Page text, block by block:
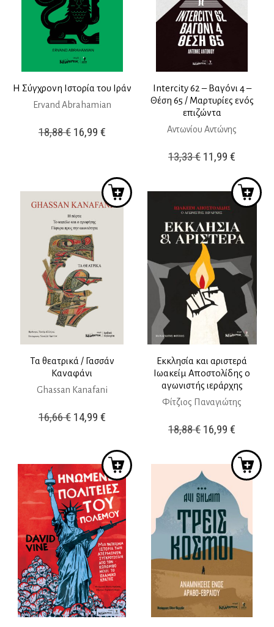
Η Σύγχρονη Ιστορία του Ιράν
Ervand Abrahamian
18,88€ Original
18,88 €.
16,99 €Η
είναι:
16,99 €.
Ιntercity 62 – Βαγόνι 4 –
Θέση 65 / Μαρτυρίες ενός
επιζώντα
Αντωνίου Αντώνης
13,33€ Original
was:
13,33 €.
11,99€
τιμή
είναι:
11,99 €.
Τα θεατρικά / Γασσάν
Καναφάνι
Ghassan Kanafani
16,66€ Original
16,66 €.
14,99 €Η
τιμή
είναι:
14,99 €.
Εκκλησία και αριστερά
Ιωακείμ Αποστολίδης ο
αγωνιστής ιεράρχης
Φίτζιος Παναγιώτης
18,88€ Original
was:
18,88 €.
16,99€
τιμή
είναι:
16,99 €.